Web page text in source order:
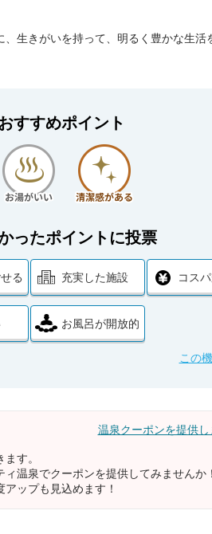
生きがいを持って、明るく豊かな生活
すすめポイント
ったポイントに投票
る 充実した施設 コス
お風呂が開放的
この
温泉クーポンを提供し
す。
温泉でクーポンを提供してみませんか！
ップも見込めます！